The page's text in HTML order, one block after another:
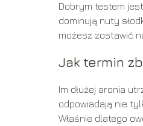
Dobrym testem
dominują nuty
możesz zostawić
Jak termin
Im dłużej aronia
odpowiadają nie
Właśnie dlatego